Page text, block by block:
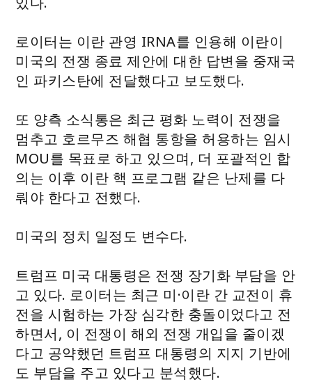
로이터는 이란 관영 IRNA를 인용해 이란이
미국의 전쟁 종료 제안에 대한 답변을 중재국
인 파키스탄에 전달했다고 보도했다.
또 양측 소식통은 최근 평화 노력이 전쟁을
멈추고 호르무즈 해협 통항을 허용하는 임시
MOU를 목표로 하고 있으며, 더 포괄적인 합
의는 이후 이란 핵 프로그램 같은 난제를 다
뤄야 한다고 전했다.
미국의 정치 일정도 변수다.
트럼프 미국 대통령은 전쟁 장기화 부담을 안
고 있다. 로이터는 최근 미·이란 간 교전이 휴
전을 시험하는 가장 심각한 충돌이었다고 전
하면서, 이 전쟁이 해외 전쟁 개입을 줄이겠
다고 공약했던 트럼프 대통령의 지지 기반에
도 부담을 주고 있다고 분석했다.